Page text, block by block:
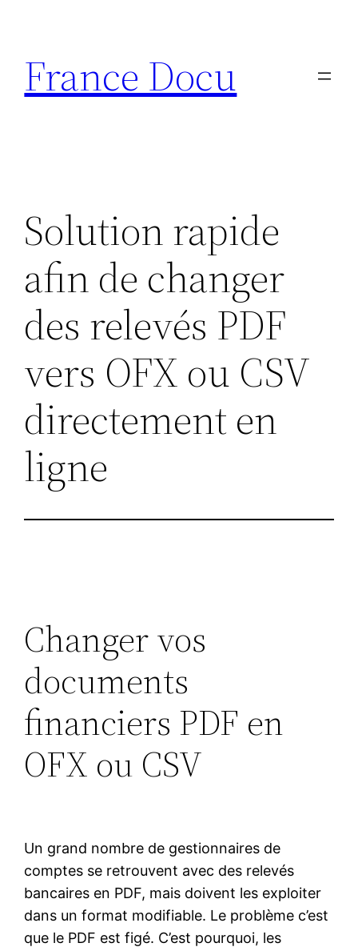
contenu
France Docu
Solution rapide
afin de changer
des relevés PDF
vers OFX ou CSV
directement en
ligne
Changer vos
documents
financiers PDF en
OFX ou CSV
Un grand nombre de gestionnaires de
comptes se retrouvent avec des relevés
bancaires en PDF, mais doivent les exploiter
dans un format modifiable. Le problème c’est
que le PDF est figé. C’est pourquoi, les